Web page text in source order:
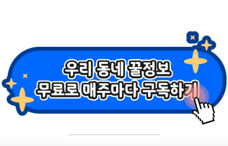
선별진료소 PCR 검사대상
변경 안내 (23. 8. 31.~)
✅ 지원 소식 상세 보기 ▼
https://www.hometip.so/bridge/코로나19 4
단계 전환에 따른 선별진료소 PCR 검사대상